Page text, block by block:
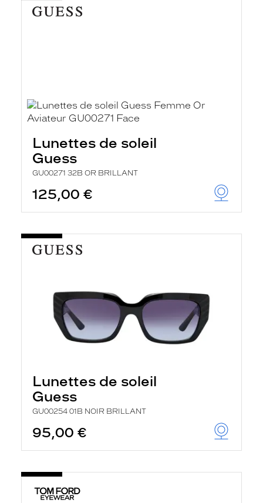
Lunettes de soleil
Guess
GU00271 32B OR BRILLANT
125,00 €
Lunettes de soleil
Guess
GU00254 01B NOIR BRILLANT
95,00 €